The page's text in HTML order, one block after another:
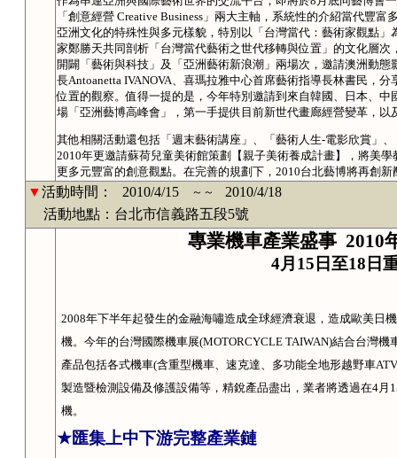
「創意經營 Creative Business」兩大主軸，系統性的介紹當代豐
亞洲文化的特殊性與多元樣貌，特別以「台灣當代：藝術家觀點
家鄭勝天共同剖析「台灣當代藝術之世代移轉與位置」的文化層
開闢「藝術與科技」及「亞洲藝術新浪潮」兩場次，邀請澳洲動態
長Antoanetta IVANOVA、喜瑪拉雅中心首席藝術指導長林書民，
位置的觀察。值得一提的是，今年特別邀請到來自韓國、日本、
場「亞洲藝博高峰會」，第一手提供目前新世代畫廊經營變革，
其他相關活動還包括「週末藝術講座」、「藝術人生-電影欣賞」
2010年更邀請蘇荷兒童美術館策劃【親子美術養成計畫】，將美
更多元豐富的創意觀點。在完善的規劃下，2010台北藝博將再創新
▼活動時間： 2010/4/15 ～～
2010/4/18
活動地點：台北市信義路五段5號
專業機車產業盛事 2010
4月 15 日至18 日
2008年下半年起發生的金融海嘯造成全球經濟衰退，造成歐美日
機。今年的台灣國際機車展(MOTORCYCLE TAIWAN)結合台灣機
產品包括各式機車(含重型機車、速克達、多功能全地形越野車ATV
製造暨檢測設備及修護設備等，精銳產品盡出，業者將透過在4月
機。
★匯集上中下游完整產業鏈